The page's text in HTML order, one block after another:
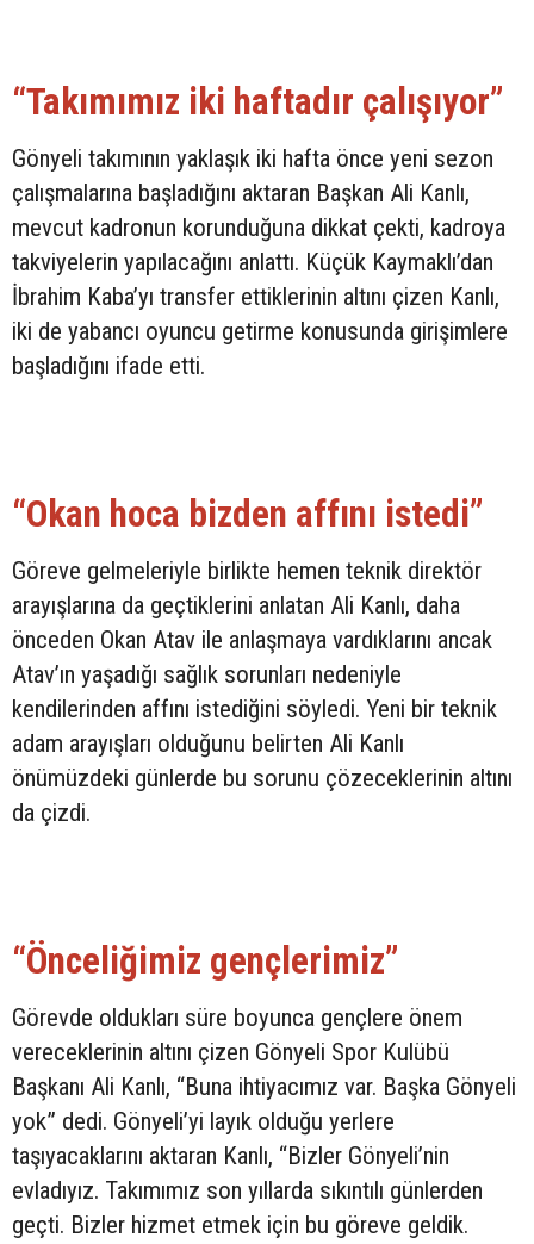
“Takımımız iki haftadır çalışıyor”
Gönyeli takımının yaklaşık iki hafta önce yeni sezon
çalışmalarına başladığını aktaran Başkan Ali Kanlı,
mevcut kadronun korunduğuna dikkat çekti, kadroya
takviyelerin yapılacağını anlattı. Küçük Kaymaklı’dan
İbrahim Kaba’yı transfer ettiklerinin altını çizen Kanlı,
iki de yabancı oyuncu getirme konusunda girişimlere
başladığını ifade etti.
“Okan hoca bizden affını istedi”
Göreve gelmeleriyle birlikte hemen teknik direktör
arayışlarına da geçtiklerini anlatan Ali Kanlı, daha
önceden Okan Atav ile anlaşmaya vardıklarını ancak
Atav’ın yaşadığı sağlık sorunları nedeniyle
kendilerinden affını istediğini söyledi. Yeni bir teknik
adam arayışları olduğunu belirten Ali Kanlı
önümüzdeki günlerde bu sorunu çözeceklerinin altını
da çizdi.
“Önceliğimiz gençlerimiz”
Görevde oldukları süre boyunca gençlere önem
vereceklerinin altını çizen Gönyeli Spor Kulübü
Başkanı Ali Kanlı, “Buna ihtiyacımız var. Başka Gönyeli
yok” dedi. Gönyeli’yi layık olduğu yerlere
taşıyacaklarını aktaran Kanlı, “Bizler Gönyeli’nin
evladıyız. Takımımız son yıllarda sıkıntılı günlerden
geçti. Bizler hizmet etmek için bu göreve geldik.